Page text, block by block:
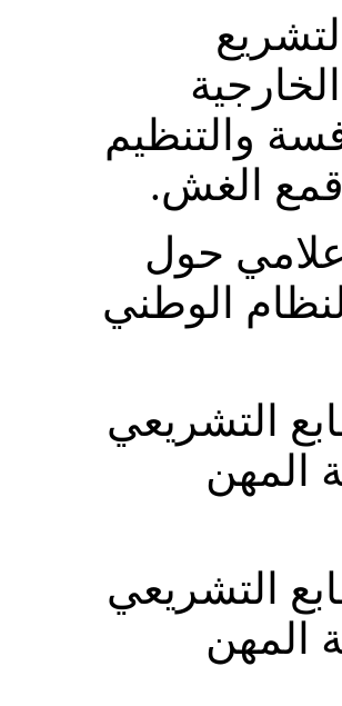
والتنظيم
الغش.
حول
الوطني
التشريعي
المهن
التشريعي
المهن